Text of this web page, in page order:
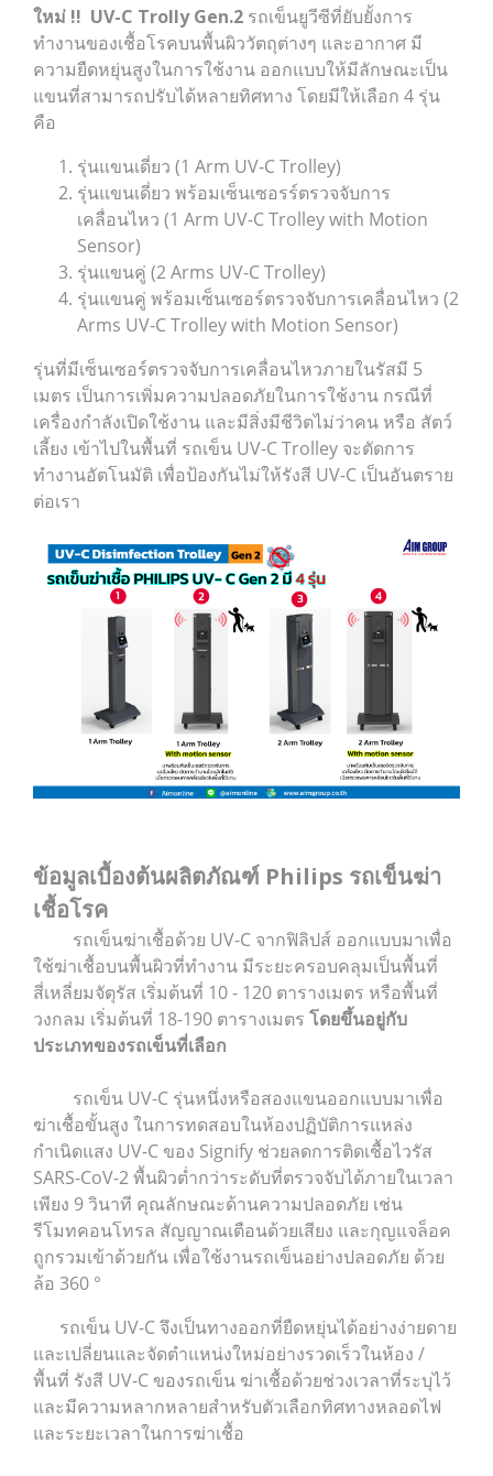
ใหม่ !! UV-C Trolly Gen.2 รถเข็นยูวีซีที่ยับยั้งการ
ทำงานของเชื้อโรคบนพื้นผิววัตถุต่างๆ และอากาศ มี
ความยืดหยุ่นสูงในการใช้งาน ออกแบบให้มีลักษณะเป็น
แขนที่สามารถปรับได้หลายทิศทาง โดยมีให้เลือก 4 รุ่น
คือ
รุ่นแขนเดี่ยว (1 Arm UV-C Trolley)
รุ่นแขนเดี่ยว พร้อมเซ็นเซอรร์ตรวจจับการ
เคลื่อนไหว (1 Arm UV-C Trolley with Motion
Sensor)
รุ่นแขนคู่ (2 Arms UV-C Trolley)
รุ่นแขนคู่ พร้อมเซ็นเซอร์ตรวจจับการเคลื่อนไหว (2
Arms UV-C Trolley with Motion Sensor)
รุ่นที่มีเซ็นเซอร์ตรวจจับการเคลื่อนไหวภายในรัสมี 5
เมตร เป็นการเพิ่มความปลอดภัยในการใช้งาน กรณีที่
เครื่องกำลังเปิดใช้งาน และมีสิ่งมีชีวิตไม่ว่าคน หรือ สัตว์
เลี้ยง เข้าไปในพื้นที่ รถเข็น UV-C Trolley จะตัดการ
ทำงานอัตโนมัติ เพื่อป้องกันไม่ให้รังสี UV-C เป็นอันตราย
ต่อเรา
ข้อมูลเบื้องต้นผลิตภัณฑ์ Philips รถเข็นฆ่า
เชื้อโรค
รถเข็นฆ่าเชื้อด้วย UV-C จากฟิลิปส์ ออกแบบมาเพื่อ
ใช้ฆ่าเชื้อบนพื้นผิวที่ทำงาน มีระยะครอบคลุมเป็นพื้นที่
สี่เหลี่ยมจัตุรัส เริ่มต้นที่ 10 - 120 ตารางเมตร หรือพื้นที่
วงกลม เริ่มต้นที่ 18-190 ตารางเมตร โดยขึ้นอยู่กับ
ประเภทของรถเข็นที่เลือก
รถเข็น UV-C รุ่นหนึ่งหรือสองแขนออกแบบมาเพื่อ
ฆ่าเชื้อขั้นสูง ในการทดสอบในห้องปฏิบัติการแหล่ง
กำเนิดแสง UV-C ของ Signify ช่วยลดการติดเชื้อไวรัส
SARS-CoV-2 พื้นผิวต่ำกว่าระดับที่ตรวจจับได้ภายในเวลา
เพียง 9 วินาที คุณลักษณะด้านความปลอดภัย เช่น
รีโมทคอนโทรล สัญญาณเตือนด้วยเสียง และกุญแจล็อค
ถูกรวมเข้าด้วยกัน เพื่อใช้งานรถเข็นอย่างปลอดภัย ด้วย
ล้อ 360 °
รถเข็น UV-C จึงเป็นทางออกที่ยืดหยุ่นได้อย่างง่ายดาย
และเปลี่ยนและจัดตำแหน่งใหม่อย่างรวดเร็วในห้อง /
พื้นที่ รังสี UV-C ของรถเข็น ฆ่าเชื้อด้วยช่วงเวลาที่ระบุไว้
และมีความหลากหลายสำหรับตัวเลือกทิศทางหลอดไฟ
และระยะเวลาในการฆ่าเชื้อ